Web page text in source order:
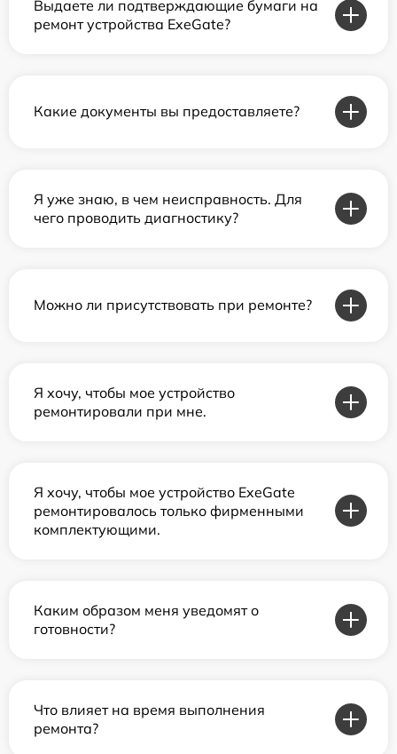
Выдаете ли подтверждающие бумаги на
ремонт устройства ExeGate?
Какие документы вы предоставляете?
Я уже знаю, в чем неисправность. Для
чего проводить диагностику?
Можно ли присутствовать при ремонте?
Я хочу, чтобы мое устройство
ремонтировали при мне.
Я хочу, чтобы мое устройство ExeGate
ремонтировалось только фирменными
комплектующими.
Каким образом меня уведомят о
готовности?
Что влияет на время выполнения
ремонта?